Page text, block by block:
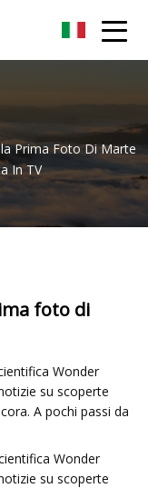
Prima Foto Di Marte
In TV
foto di
Wonder
su scoperte
A pochi passi da
Wonder
su scoperte